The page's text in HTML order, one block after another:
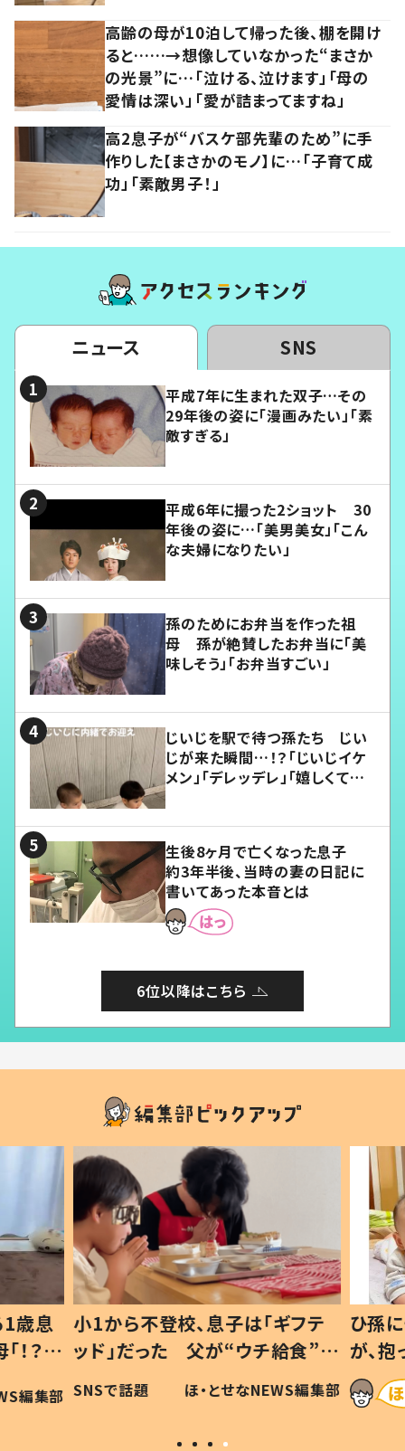
高齢の母が10泊して帰った後、棚を開け
ると……→想像していなかった“まさか
の光景”に…「泣ける、泣けます」「母の
愛情は深い」「愛が詰まってますね」
高2息子が“バスケ部先輩のため”に手
作りした【まさかのモノ】に…「子育て成
功」「素敵男子！」
ニュース SNS
平成7年に生まれた双子…その
29年後の姿に「漫画みたい」「素
敵すぎる」
平成6年に撮った2ショット 30
年後の姿に…「美男美女」「こん
な夫婦になりたい」
孫のためにお弁当を作った祖
母 孫が絶賛したお弁当に「美
味しそう」「お弁当すごい」
じいじを駅で待つ孫たち じい
じが来た瞬間…！？「じいじイケ
メン」「デレッデレ」「嬉しくて可
生後8ヶ月で亡くなった息子
約3年半後、当時の妻の日記に
書いてあった本音とは
6位以降はこちら
歳息
？」
編集部
小1から不登校、息子は「ギフテ
ッド」だった 父が“ウチ給食”を
作り続ける理由とは #令和の親
#令和の子
SNSで話題 ほ・とせなNEWS編集部
ひ孫
が、
「涙
い」